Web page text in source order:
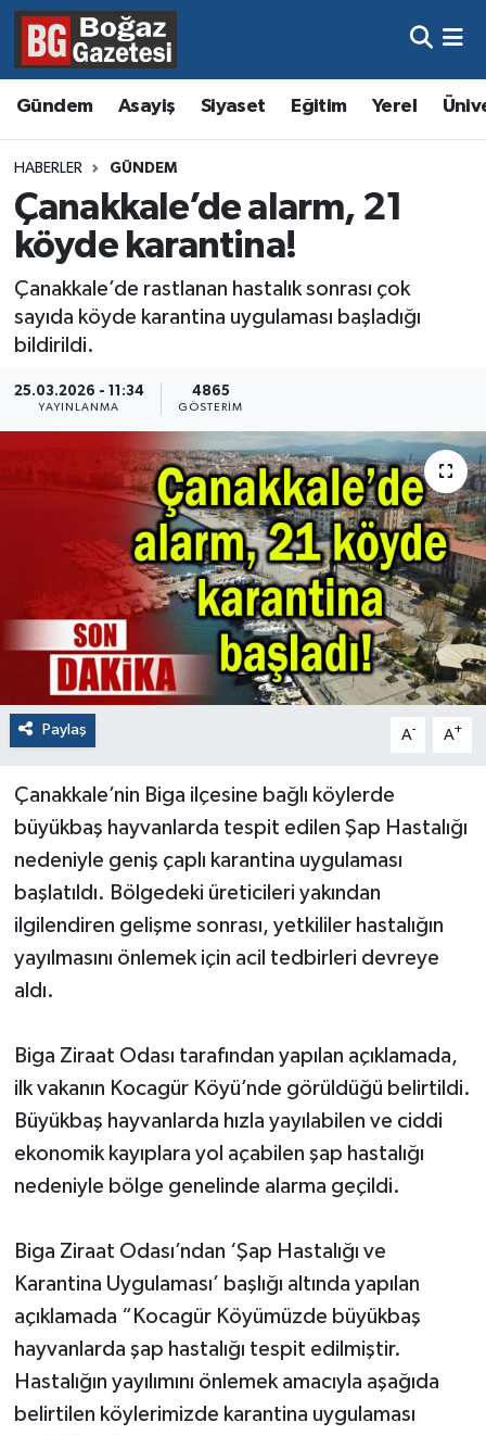
Gündem Asayiş Siyaset Eğitim Yerel
HABERLER GÜNDEM
Çanakkale’de alarm, 21
köyde karantina!
Çanakkale’de rastlanan hastalık sonrası çok
sayıda köyde karantina uygulaması başladığı
bildirildi.
25.03.2026 - 11:34
YAYINLANMA
4865
GÖSTERIM
Paylaş A- A+
Çanakkale’nin Biga ilçesine bağlı köylerde
büyükbaş hayvanlarda tespit edilen Şap Hastalığı
nedeniyle geniş çaplı karantina uygulaması
başlatıldı. Bölgedeki üreticileri yakından
ilgilendiren gelişme sonrası, yetkililer hastalığın
yayılmasını önlemek için acil tedbirleri devreye
aldı.
Biga Ziraat Odası tarafından yapılan açıklamada,
ilk vakanın Kocagür Köyü’nde görüldüğü belirtildi.
Büyükbaş hayvanlarda hızla yayılabilen ve ciddi
ekonomik kayıplara yol açabilen şap hastalığı
nedeniyle bölge genelinde alarma geçildi.
Biga Ziraat Odası’ndan ‘Şap Hastalığı ve
Karantina Uygulaması’ başlığı altında yapılan
açıklamada “Kocagür Köyümüzde büyükbaş
hayvanlarda şap hastalığı tespit edilmiştir.
Hastalığın yayılımını önlemek amacıyla aşağıda
belirtilen köylerimizde karantina uygulaması
Asayiş
Eğitim
Ekonomi
Gündem
Resmi İlanlar
Sağlık
Hava Durumu
Trafik Durumu
Süper Lig Puan Durumu ve Fikstür
Tüm Manşetler